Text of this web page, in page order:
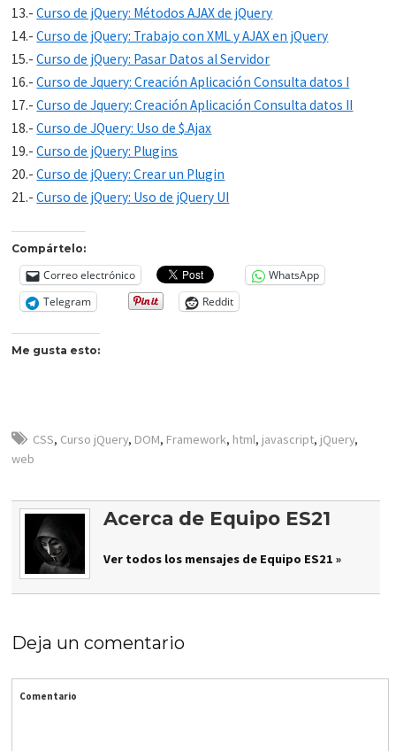
13.-Curso de jQuery: Métodos AJAX de jQuery
14.-Curso de jQuery: Trabajo con XML y AJAX en jQuery
15.-Curso de jQuery: Pasar Datos al Servidor
16.-Curso de Jquery: Creación Aplicación Consulta datos I
17.-Curso de Jquery: Creación Aplicación Consulta datos II
18.-Curso de JQuery: Uso de $.Ajax
19.-Curso de jQuery: Plugins
20.-Curso de jQuery: Crear un Plugin
21.-Curso de jQuery: Uso de jQuery UI
Compártelo:
Correo electrónico
WhatsApp
Telegram
Reddit
Me gusta esto:
CSS, Curso jQuery, DOM, Framework, html, javascript, jQuery,
web
Acerca de Equipo ES21
Ver todos los mensajes de Equipo ES21 »
Deja un comentario
Comentario